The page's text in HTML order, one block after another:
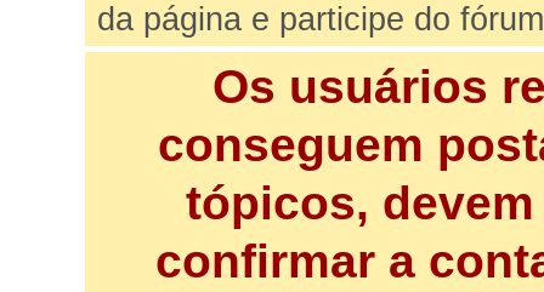
da página e participe do
Os usuários
conseguem
tópicos,
confirmar a